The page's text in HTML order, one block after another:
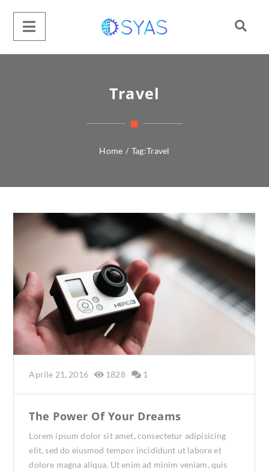
Travel
Home / Tag:Travel
Aprile 21, 2016 1828 1
The Power Of Your Dreams
Lorem ipsum dolor sit amet, consectetur adipisicing
elit, sed do eiusmod tempor incididunt ut labore et
dolore magna aliqua. Ut enim ad minim veniam, quis